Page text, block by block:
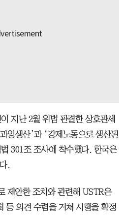
지난 2월 위법 판결한 상호관세
잉생산’과 ‘강제노동으로 생산된
301조 조사에 착수했다. 한국은
.
제안한 조치와 관련해 USTR은
등 의견 수렴을 거쳐 시행을 확정